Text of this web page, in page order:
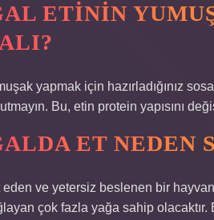
ETININ
yapmak için hazırladığınız
Bu, etin protein yapısını
ET NEDEN
ve yetersiz beslenen bir
çok fazla yağa sahip